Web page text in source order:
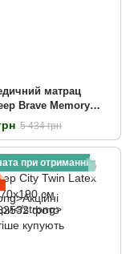
матрац
Brave Мemory
5 434 грн
при отриманні